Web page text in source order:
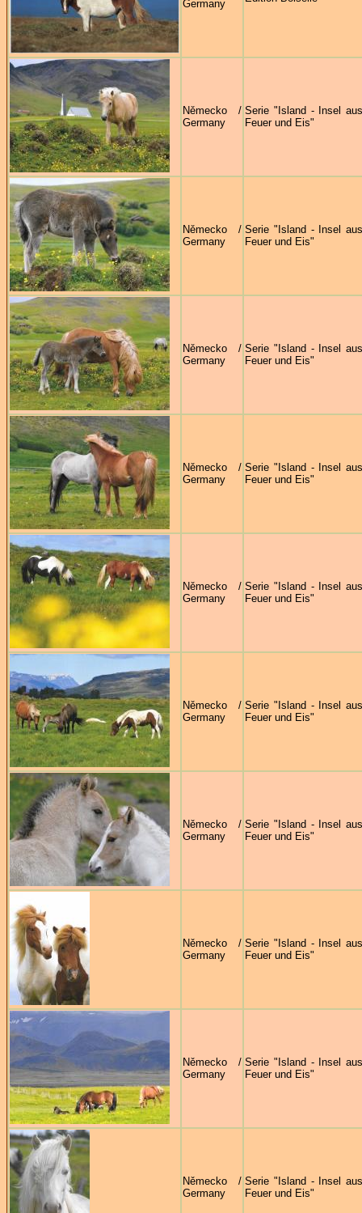
Germany
Německo /
Germany
Serie "Island - Insel aus
Feuer und Eis"
Německo /
Germany
Serie "Island - Insel aus
Feuer und Eis"
Německo /
Germany
Serie "Island - Insel aus
Feuer und Eis"
Německo /
Germany
Serie "Island - Insel aus
Feuer und Eis"
Německo /
Germany
Serie "Island - Insel aus
Feuer und Eis"
Německo /
Germany
Serie "Island - Insel aus
Feuer und Eis"
Německo /
Germany
Serie "Island - Insel aus
Feuer und Eis"
Německo /
Germany
Serie "Island - Insel aus
Feuer und Eis"
Německo /
Germany
Serie "Island - Insel aus
Feuer und Eis"
Německo /
Germany
Serie "Island - Insel aus
Feuer und Eis"